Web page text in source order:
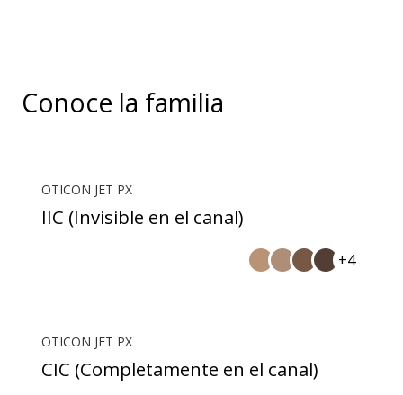
Conoce la familia
OTICON JET PX
IIC (Invisible en el canal)
+4
OTICON JET PX
CIC (Completamente en el canal)